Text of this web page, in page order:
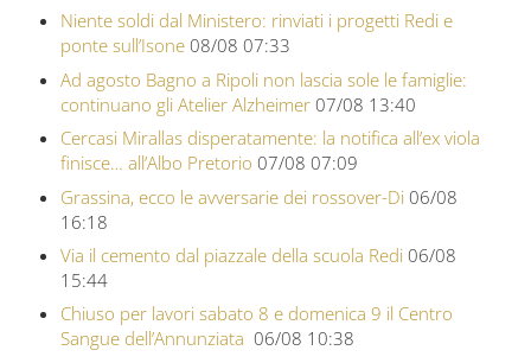
Niente soldi dal Ministero: rinviati i progetti Redi e
ponte sull’Isone 08/08 07:33
Ad agosto Bagno a Ripoli non lascia sole le famiglie:
continuano gli Atelier Alzheimer 07/08 13:40
Cercasi Mirallas disperatamente: la notifica all’ex viola
finisce… all’Albo Pretorio 07/08 07:09
Grassina, ecco le avversarie dei rossover-Di 06/08
16:18
Via il cemento dal piazzale della scuola Redi 06/08
15:44
Chiuso per lavori sabato 8 e domenica 9 il Centro
Sangue dell’Annunziata 06/08 10:38